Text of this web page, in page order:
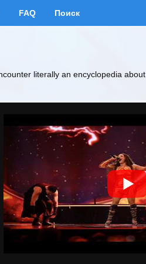
FAQ Поиск
literally an encyclopedia about